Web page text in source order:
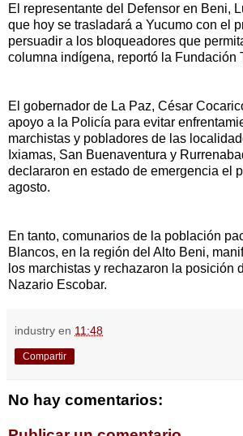
El representante del Defensor en Beni,
que hoy se trasladará a Yucumo con el
persuadir a los bloqueadores que
columna indígena, reportó la Fundación
El gobernador de La Paz, César
apoyo a la Policía para evitar
marchistas y pobladores de las
Ixiamas, San Buenaventura y
declararon en estado de emergencia el
agosto.
En tanto, comunarios de la población
Blancos, en la región del Alto Beni,
los marchistas y rechazaron la posición
Nazario Escobar.
industry en 11:48
Compartir
No hay comentarios: